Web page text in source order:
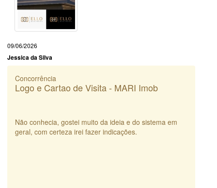
09/06/2026
Jessica da Silva
Concorrência
Logo e Cartao de Visita - MARI Imob
Não conhecia, gostei muito da ideia e do sistema em
geral, com certeza irei fazer indicações.